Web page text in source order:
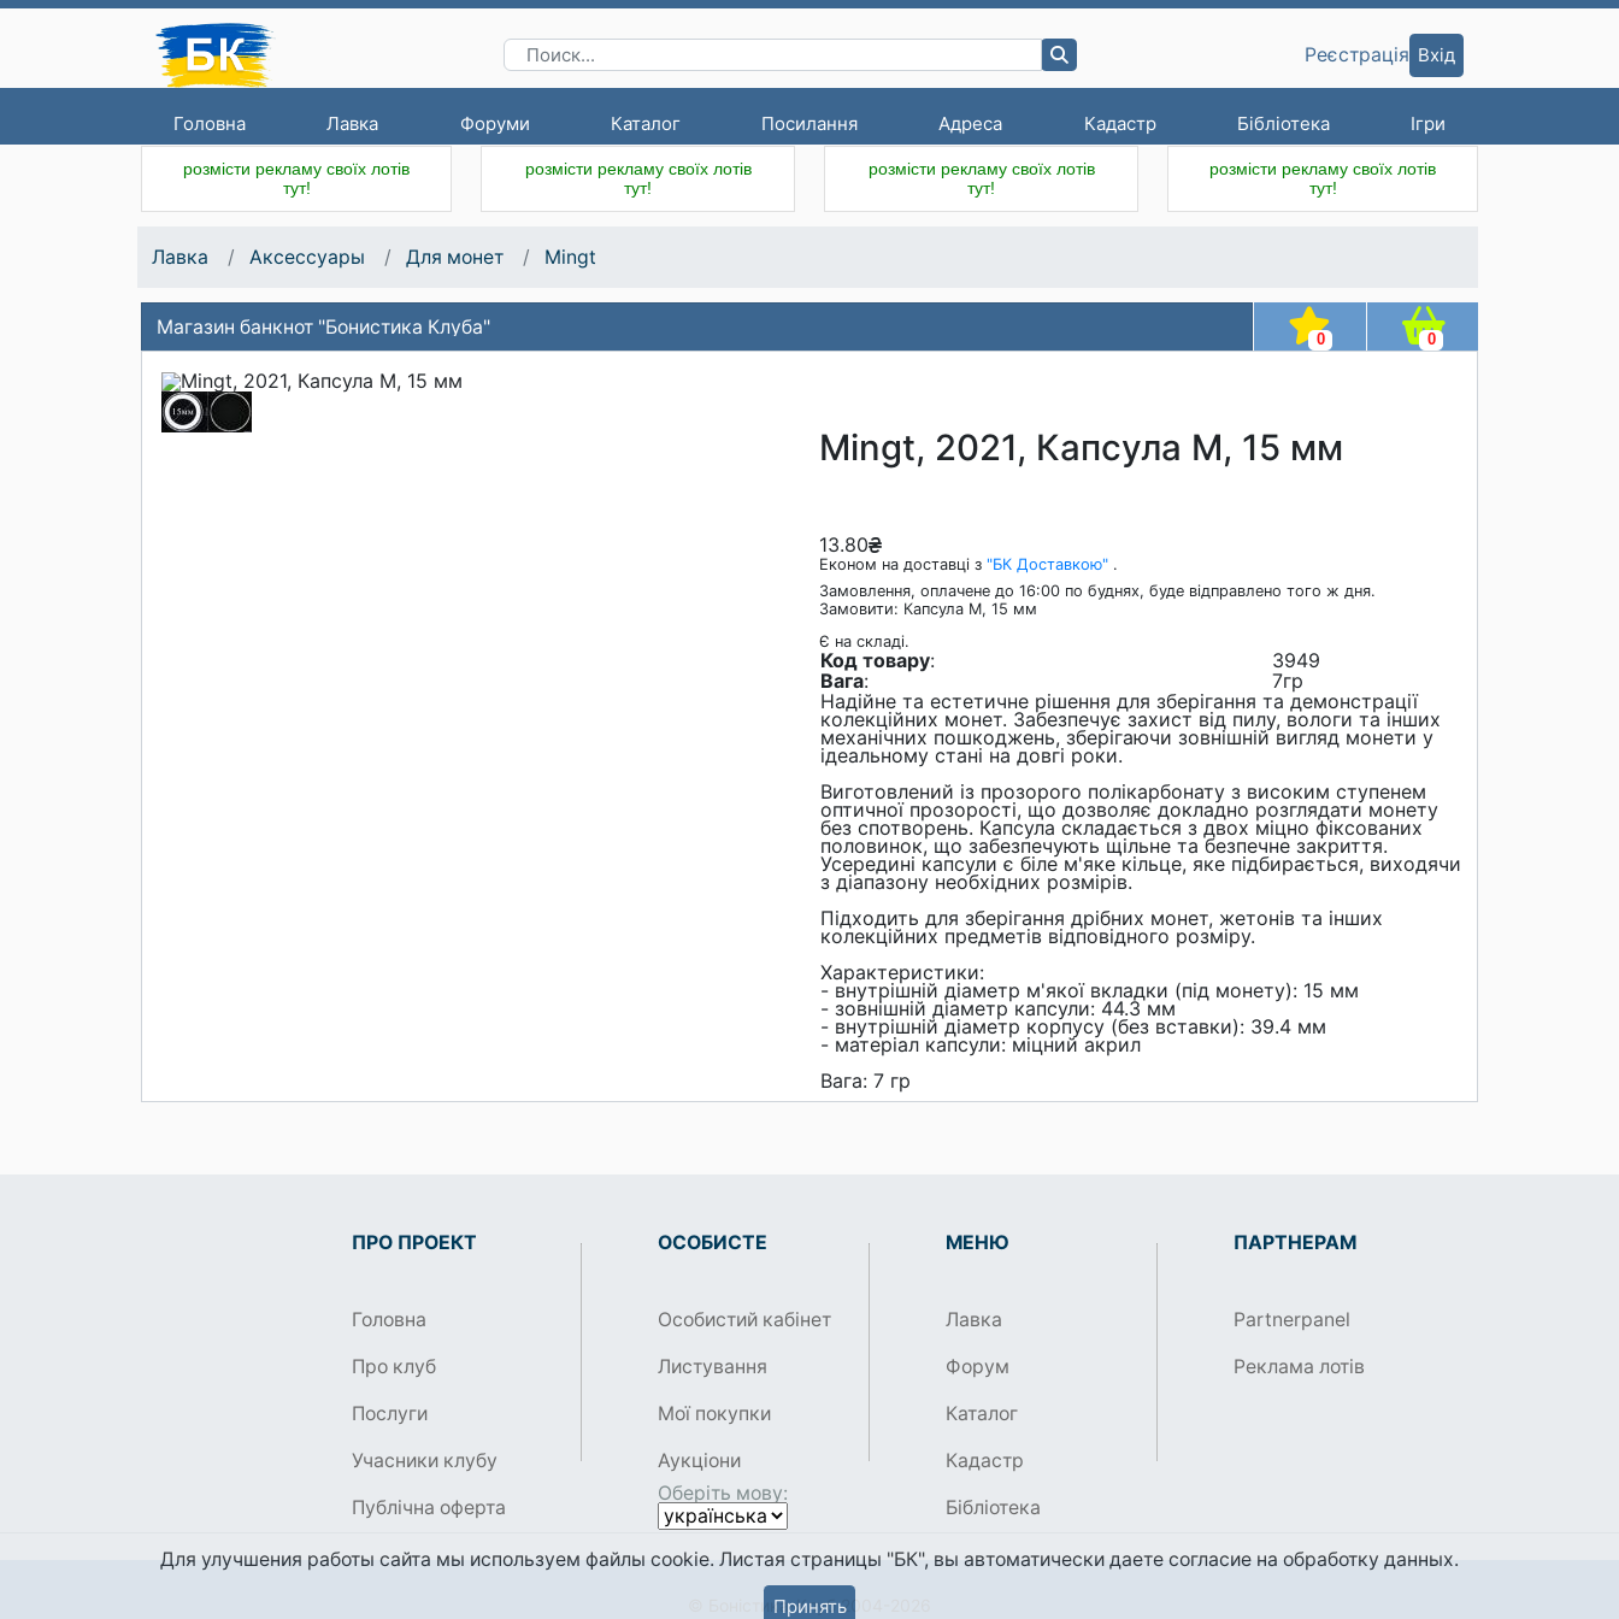
Головна Лавка Форуми Каталог Посилання Адреса Кадастр Бібліотека Ігри
Реєстрація Вхід
розмісти рекламу своїх лотів
тут!
розмісти рекламу своїх лотів
тут!
розмісти рекламу своїх лотів
тут!
розмісти рекламу своїх лотів
тут!
Лавка Аксессуары Для монет Mingt
Магазин банкнот "Бонистика Клуба"
0 0
Mingt, 2021, Капсула M, 15 мм
13.80
Економ на доставці з "БК Доставкою" .
Замовлення, оплачене до 16:00 по буднях, буде відправлено того ж дня.
Замовити: Капсула M, 15 мм
Є на складі.
Код товару:
3949
Вага:
7гр
Надійне та естетичне рішення для зберігання та демонстрації
колекційних монет. Забезпечує захист від пилу, вологи та інших
механічних пошкоджень, зберігаючи зовнішній вигляд монети у
ідеальному стані на довгі роки.
Виготовлений із прозорого полікарбонату з високим ступенем
оптичної прозорості, що дозволяє докладно розглядати монету
без спотворень. Капсула складається з двох міцно фіксованих
половинок, що забезпечують щільне та безпечне закриття.
Усередині капсули є біле м'яке кільце, яке підбирається, виходячи
з діапазону необхідних розмірів.
Підходить для зберігання дрібних монет, жетонів та інших
колекційних предметів відповідного розміру.
Характеристики:
- внутрішній діаметр м'якої вкладки (під монету): 15 мм
- зовнішній діаметр капсули: 44.3 мм
- внутрішній діаметр корпусу (без вставки): 39.4 мм
- матеріал капсули: міцний акрил
Вага: 7 гр
ПРО ПРОЕКТ
Головна
Про клуб
Послуги
Учасники клубу
Публічна оферта
ОСОБИСТЕ
Особистий кабінет
Листування
Мої покупки
Аукціони
Оберіть мову:
МЕНЮ
Лавка
Форум
Каталог
Кадастр
Бібліотека
ПАРТНЕРАМ
Partnerpanel
Реклама лотів
© Боністика-Клуб 2004-2026
Для улучшения работы сайта мы используем файлы cookie. Листая страницы "БК", вы автоматически даете согласие на обработку данных.
Принять